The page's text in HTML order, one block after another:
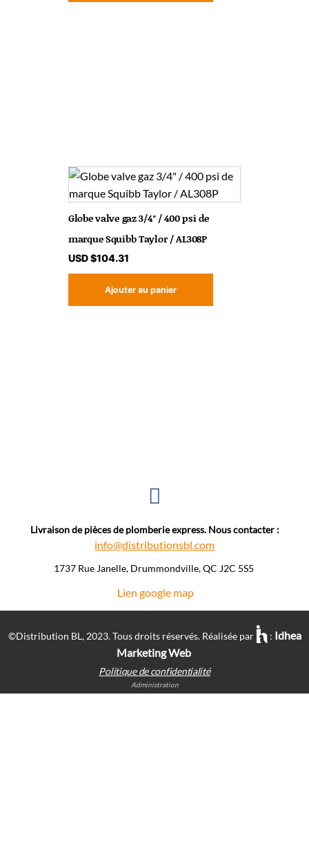
Globe valve gaz 3/4″ / 400 psi de
marque Squibb Taylor / AL308P
USD $104.31
Ajouter au panier
Livraison de pièces de plomberie express. Nous contacter :
info@distributionsbl.com
1737 Rue Janelle, Drummondville, QC J2C 5S5 ​
Lien google map
©Distribution BL, 2023.Tous droits réservés. Réalisée par : Idhea
Marketing Web
Politique de confidentialité
Administration